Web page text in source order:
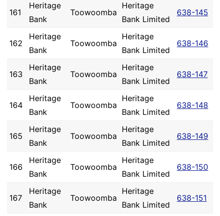
161
Heritage
Bank
Toowoomba
Heritage
Bank Limited
638-145
162
Heritage
Bank
Toowoomba
Heritage
Bank Limited
638-146
163
Heritage
Bank
Toowoomba
Heritage
Bank Limited
638-147
164
Heritage
Bank
Toowoomba
Heritage
Bank Limited
638-148
165
Heritage
Bank
Toowoomba
Heritage
Bank Limited
638-149
166
Heritage
Bank
Toowoomba
Heritage
Bank Limited
638-150
167
Heritage
Bank
Toowoomba
Heritage
Bank Limited
638-151